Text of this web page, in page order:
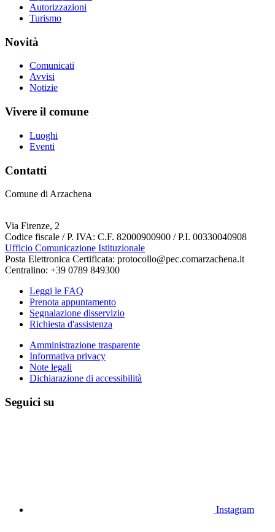
Autorizzazioni
Turismo
Novità
Comunicati
Avvisi
Notizie
Vivere il comune
Luoghi
Eventi
Contatti
Comune di Arzachena
Via Firenze, 2
Codice fiscale / P. IVA: C.F. 82000900900 / P.I. 00330040908
Ufficio Comunicazione Istituzionale
Posta Elettronica Certificata: protocollo@pec.comarzachena.it
Centralino: +39 0789 849300
Leggi le FAQ
Prenota appuntamento
Segnalazione disservizio
Richiesta d'assistenza
Amministrazione trasparente
Informativa privacy
Note legali
Dichiarazione di accessibilità
Seguici su
Instagram